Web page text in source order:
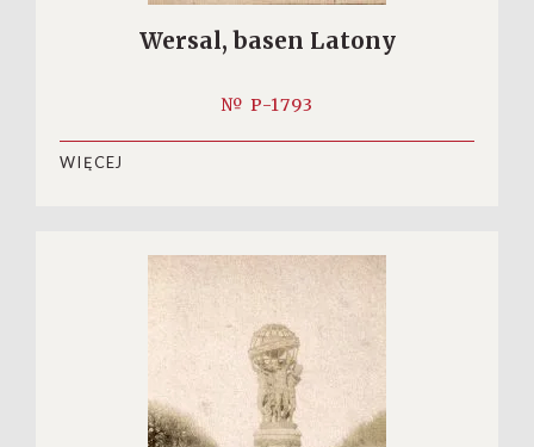
Wersal, basen Latony
№ P-1793
WIĘCEJ